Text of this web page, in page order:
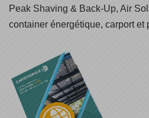
Peak Shaving & Back-Up, Air
container énergétique, carport et